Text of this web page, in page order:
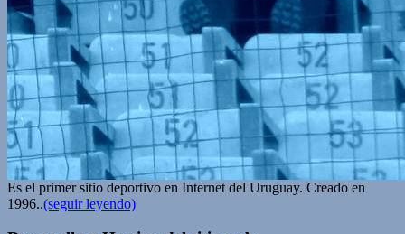
Es el primer sitio deportivo en Internet del Uruguay. Creado en
1996..(seguir leyendo)